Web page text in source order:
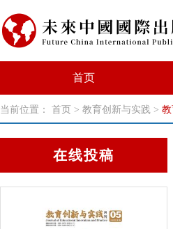
首页
当前位置： 首页 > 教育创新与实践 >
在线投稿